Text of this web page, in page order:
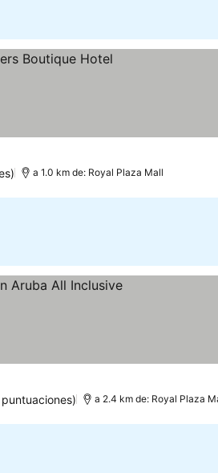
a 1.0 km de: Royal Plaza Mall
a 2.4 km de: Royal Plaza